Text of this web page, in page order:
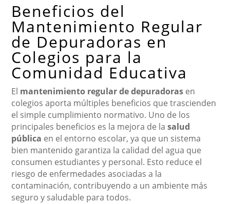
Beneficios del
Mantenimiento Regular
de Depuradoras en
Colegios para la
Comunidad Educativa
El mantenimiento regular de depuradoras en
colegios aporta múltiples beneficios que trascienden
el simple cumplimiento normativo. Uno de los
principales beneficios es la mejora de lasalud
pública en el entorno escolar, ya que un sistema
bien mantenido garantiza la calidad del agua que
consumen estudiantes y personal. Esto reduce el
riesgo de enfermedades asociadas a la
contaminación, contribuyendo a un ambiente más
seguro y saludable para todos.